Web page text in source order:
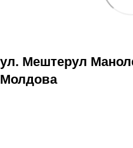
ул. Мештерул
Молдова